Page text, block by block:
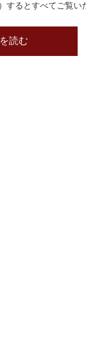
するとすべてご覧い
読む